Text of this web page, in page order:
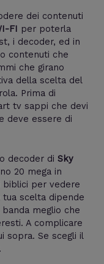
dei contenuti
FI per poterla
i decoder, ed in
contenuti che
che girano
della scelta del
Prima di
tv sappi che devi
deve essere di
decoder di Sky
20 mega in
per vedere
tua scelta dipende
meglio che
A complicare
sopra. Se scegli il